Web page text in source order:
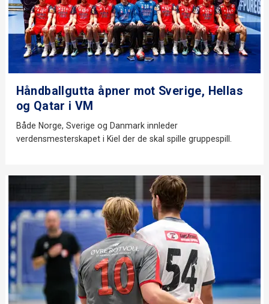
Håndballgutta åpner mot Sverige, Hellas
og Qatar i VM
Både Norge, Sverige og Danmark innleder
verdensmesterskapet i Kiel der de skal spille gruppespill.